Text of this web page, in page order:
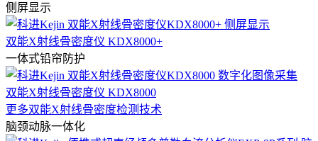
侧屏显示
双能X射线骨密度仪 KDX8000+
一体式铅帘防护
双能X射线骨密度仪 KDX8000
更多双能X射线骨密度检测技术
脑颈动脉一体化